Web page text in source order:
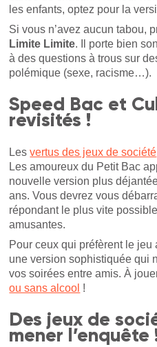
les enfants, optez pour la
Si vous n’avez aucun tabou,
Limite Limite. Il porte bien
à des questions à trous sur
polémique (sexe, racisme…).
Speed Bac et
revisités !
Lesvertus des jeux de société
Les amoureux du Petit Bac
nouvelle version plus
ans. Vous devrez vous
répondant le plus vite
amusantes.
Pour ceux qui préfèrent le
une version sophistiquée qui
vos soirées entre amis. À
ou sans alcool !
Des jeux de
mener l’enquête